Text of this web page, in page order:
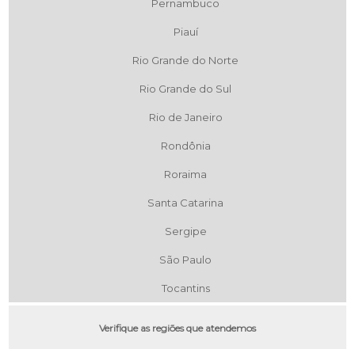
Pernambuco
Piauí
Rio Grande do Norte
Rio Grande do Sul
Rio de Janeiro
Rondônia
Roraima
Santa Catarina
Sergipe
São Paulo
Tocantins
Verifique as regiões que atendemos